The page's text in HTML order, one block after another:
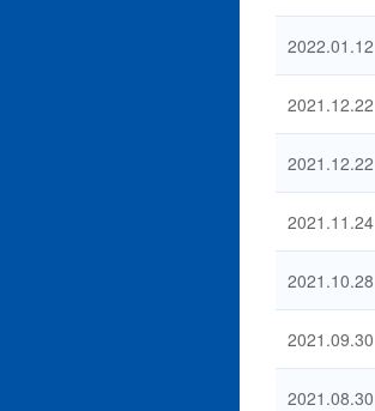
2022.01.12
2021.12.22
2021.12.22
2021.11.24
2021.10.28
2021.09.30
2021.08.30